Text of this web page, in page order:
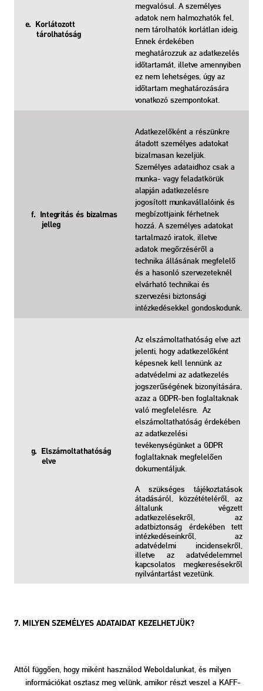
e. Korlátozott
tárolhatóság
megvalósul. A személyes
adatok nem halmozhatók fel,
nem tárolhatók korlátlan ideig.
Ennek érdekében
meghatározzuk az adatkezelés
időtartamát, illetve amennyiben
ez nem lehetséges, úgy az
időtartam meghatározására
vonatkozó szempontokat.
f. Integritás és bizalmas
jelleg
Adatkezelőként a részünkre
átadott személyes adatokat
bizalmasan kezeljük.
Személyes adataidhoz csak a
munka- vagy feladatkörük
alapján adatkezelésre
jogosított munkavállalóink és
megbízottjaink férhetnek
hozzá. A személyes adatokat
tartalmazó iratok, illetve
adatok megőrzéséről a
technika állásának megfelelő
és a hasonló szervezeteknél
elvárható technikai és
szervezési biztonsági
intézkedésekkel gondoskodunk.
g. Elszámoltathatóság
elve
Az elszámoltathatóság elve azt
jelenti, hogy adatkezelőként
képesnek kell lennünk az
adatvédelmi az adatkezelés
jogszerűségének bizonyítására,
azaz a GDPR-ben foglaltaknak
való megfelelésre. Az
elszámoltathatóság érdekében
az adatkezelési
tevékenységünket a GDPR
foglaltaknak megfelelően
dokumentáljuk.
A szükséges tájékoztatások
átadásáról, közzétételéről, az
általunk végzett
adatkezelésekről, az
adatbiztonság érdekében tett
intézkedéseinkről, az
adatvédelmi incidensekről,
illetve az adatvédelemmel
kapcsolatos megkeresésekről
nyilvántartást vezetünk.
7. MILYEN SZEMÉLYES ADATAIDAT KEZELHETJÜK?
Attól függően, hogy miként használod Weboldalunkat, és milyen
információkat osztasz meg velünk, amikor részt veszel a KAFF-